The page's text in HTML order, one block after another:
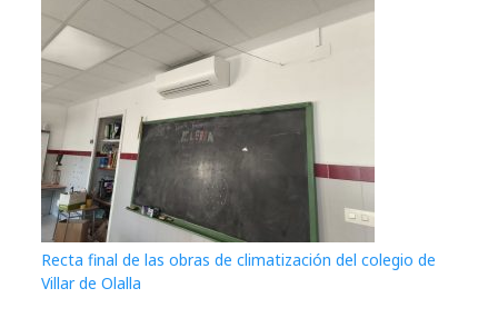
Recta final de las obras de climatización del colegio de
Villar de Olalla